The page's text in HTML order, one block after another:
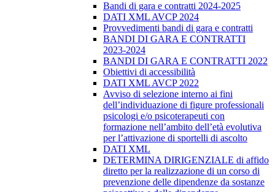
Bandi di gara e contratti 2024-2025
DATI XML AVCP 2024
Provvedimenti bandi di gara e contratti
BANDI DI GARA E CONTRATTI
2023-2024
BANDI DI GARA E CONTRATTI 2022
Obiettivi di accessibilità
DATI XML AVCP 2022
Avviso di selezione interno ai fini
dell’individuazione di figure professionali
psicologi e/o psicoterapeuti con
formazione nell’ambito dell’età evolutiva
per l’attivazione di sportelli di ascolto
DATI XML
DETERMINA DIRIGENZIALE di affido
diretto per la realizzazione di un corso di
prevenzione delle dipendenze da sostanze